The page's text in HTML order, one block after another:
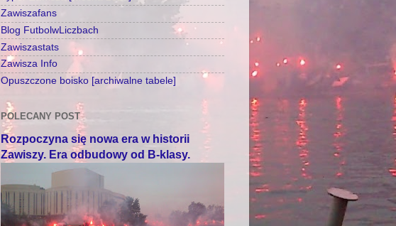
Zawiszafans
Blog FutbolwLiczbach
Zawiszastats
Zawisza Info
Opuszczone boisko [archiwalne tabele]
POLECANY POST
Rozpoczyna się nowa era w historii
Zawiszy. Era odbudowy od B-klasy.